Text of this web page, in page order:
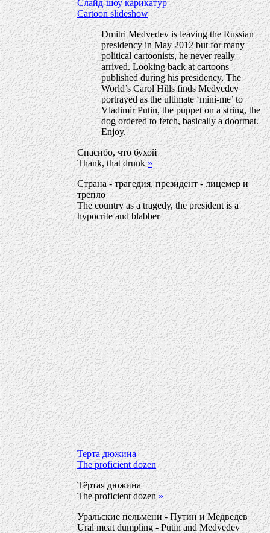
Слайд-шоу карикатур
Cartoon slideshow
Dmitri Medvedev is leaving the Russian
presidency in May 2012 but for many
political cartoonists, he never really
arrived. Looking back at cartoons
published during his presidency, The
World’s Carol Hills finds Medvedev
portrayed as the ultimate ‘mini-me’ to
Vladimir Putin, the puppet on a string, the
dog ordered to fetch, basically a doormat.
Enjoy.
Спасибо, что бухой
Thank, that drunk»
Страна - трагедия, президент - лицемер и
трепло
The country as a tragedy, the president is a
hypocrite and blabber
Терта дюжина
The proficient dozen
Тёртая дюжина
The proficient dozen»
Уральские пельмени - Путин и Медведев
Ural meat dumpling - Putin and Medvedev